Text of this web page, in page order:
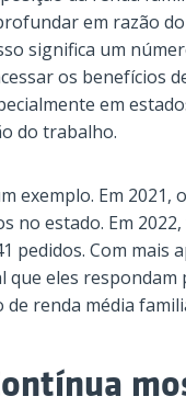
em razão do
significa um
os benefícios
em
do trabalho.
exemplo. Em 2021,
no estado. Em
pedidos. Com mais
que eles
de renda média